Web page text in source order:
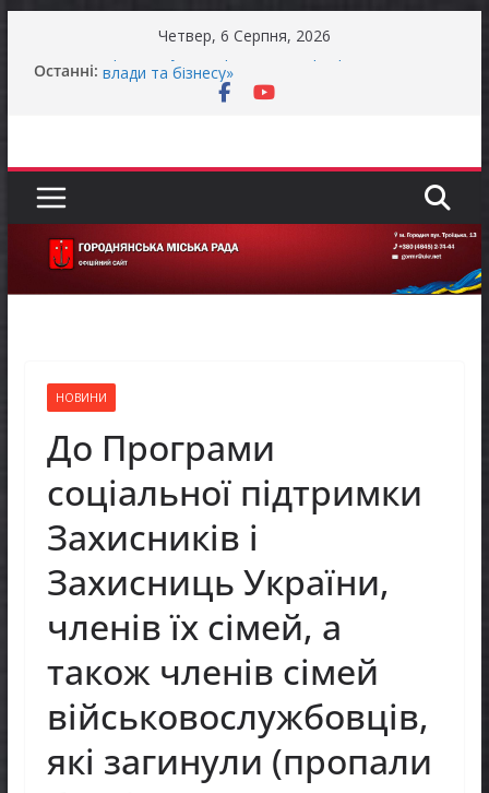
Четвер, 6 Серпня, 2026
Останні: Продовжується реалізація програми «Діалог
влади та бізнесу»
громади справжньою літньою спекою
присудження Премії Кабінету Міністрів України
за вагомий внесок у забезпечення
енергетичної стійкості України
До уваги представників бізнесу!
НОВИНИ
До Програми
соціальної підтримки
Захисників і
Захисниць України,
членів їх сімей, а
також членів сімей
військовослужбовців,
які загинули (пропали